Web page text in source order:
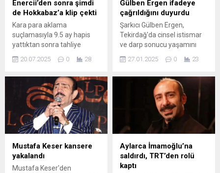
Enercii’den sonra şimdi
de Hokkabaz’a klip çekti
Kara para aklama
suçlamasıyla 9.5 ay hapis
yattıktan sonra tahliye
hatalarından ders çıkartmak
'Hokkabaz'a bir de kip çekti.
"Keyfimi bozamaz üç beş
hokkabaz" diyen Polat'a
sosyal medyada tepki yağdı.
20.07.2025 0 28
Gülben Ergen ifadeye
çağrıldığını duyurdu
Şarkıcı Gülben Ergen,
Tekirdağ'da cinsel istismar
ve darp sonucu yaşamını
hesabından yaptığı paylaşım
konuda ifade vermek üzere
savcılığa çağrıldığını duyuran
Ergen "Hakkımda yapılan
şikayeti onur sayarak
gideceğim ifademi
vermeye" dedi.
27.01.2025 0 23
Mustafa Keser kansere
yakalandı
Mustafa Keser'den
Aylarca İmamoğlu’na
saldırdı, TRT’den rolü
kaptı